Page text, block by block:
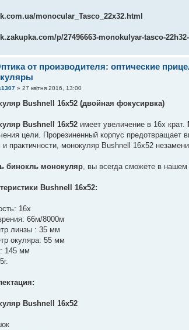
monocular_Tasco_22x32.html
p/27496663-monokulyar-tasco-
от производителя: оптические
» 27 квітня 2016, 13:00
Bushnell 16x52 (двойная фокусирвка)
Bushnell 16x52 имеет увеличение в 16х крат.
цели. Прорезиненный корпус
практичности, монокуляр Bushnell 16x52
бинокль монокуляр, вы всегда сможете в нашем
Bushnell 16x52:
16х
66м/8000м
линзы : 35 мм
окуляра: 55 мм
145 мм
Bushnell 16x52